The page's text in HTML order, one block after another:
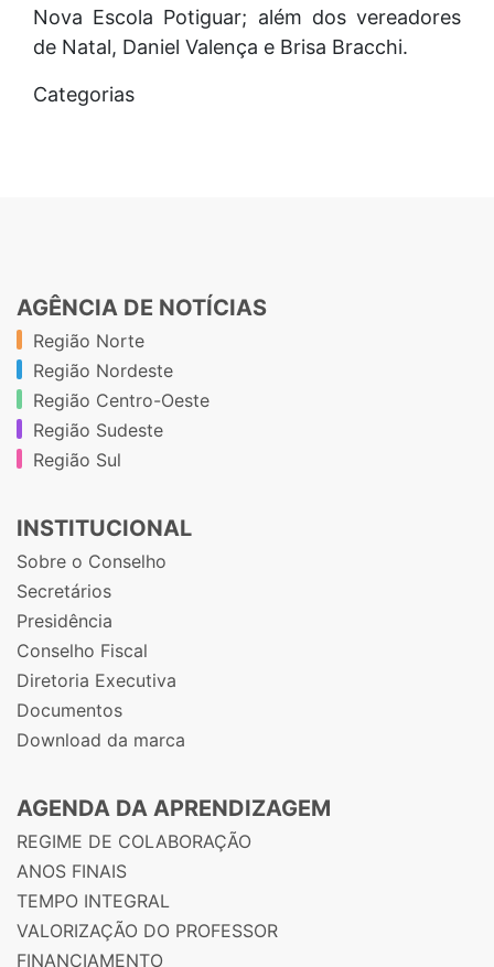
Nova Escola Potiguar; além dos vereadores
de Natal, Daniel Valença e Brisa Bracchi.
Categorias
AGÊNCIA DE NOTÍCIAS
Região Norte
Região Nordeste
Região Centro-Oeste
Região Sudeste
Região Sul
INSTITUCIONAL
Sobre o Conselho
Secretários
Presidência
Conselho Fiscal
Diretoria Executiva
Documentos
Download da marca
AGENDA DA APRENDIZAGEM
REGIME DE COLABORAÇÃO
ANOS FINAIS
TEMPO INTEGRAL
VALORIZAÇÃO DO PROFESSOR
FINANCIAMENTO